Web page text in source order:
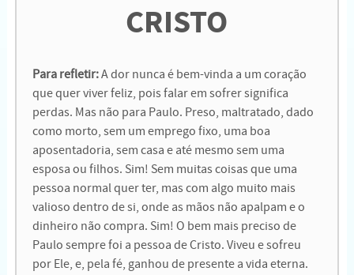
CRISTO
Para refletir:A dor nunca é bem-vinda a um coração
que quer viver feliz, pois falar em sofrer significa
perdas. Mas não para Paulo. Preso, maltratado, dado
como morto, sem um emprego fixo, uma boa
aposentadoria, sem casa e até mesmo sem uma
esposa ou filhos. Sim! Sem muitas coisas que uma
pessoa normal quer ter, mas com algo muito mais
valioso dentro de si, onde as mãos não apalpam e o
dinheiro não compra. Sim! O bem mais preciso de
Paulo sempre foi a pessoa de Cristo. Viveu e sofreu
por Ele, e, pela fé, ganhou de presente a vida eterna.